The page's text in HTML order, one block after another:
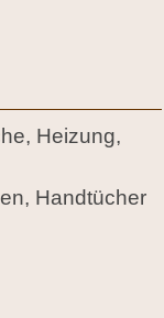
Heizung,
Handtücher